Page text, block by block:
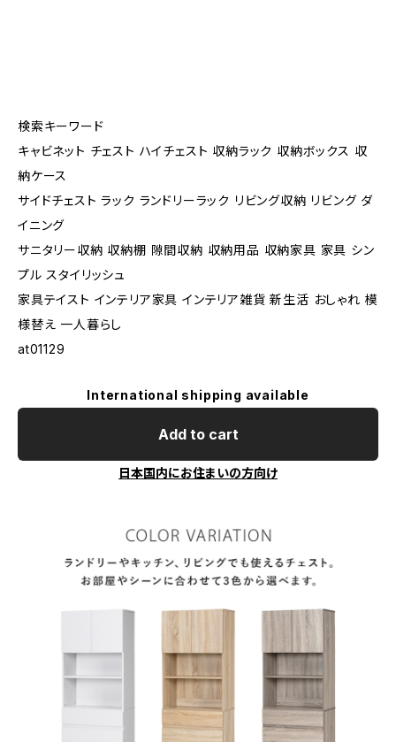
検索キーワード
キャビネット チェスト ハイチェスト 収納ラック 収納ボックス 収
納ケース
サイドチェスト ラック ランドリーラック リビング収納 リビング ダ
イニング
サニタリー収納 収納棚 隙間収納 収納用品 収納家具 家具 シン
プル スタイリッシュ
家具テイスト インテリア家具 インテリア雑貨 新生活 おしゃれ 模
様替え 一人暮らし
at01129
International shipping available
Add to cart
日本国内にお住まいの方向け